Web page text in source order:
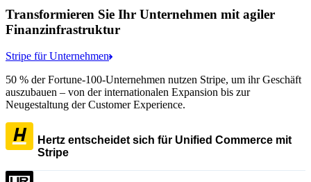
Transformieren Sie Ihr Unternehmen mit agiler
Finanzinfrastruktur
Stripe für Unternehmen
50 % der Fortune-100-Unternehmen nutzen Stripe, um ihr Geschäft
auszubauen – von der internationalen Expansion bis zur
Neugestaltung der Customer Experience.
Hertz entscheidet sich für Unified Commerce mit
Stripe